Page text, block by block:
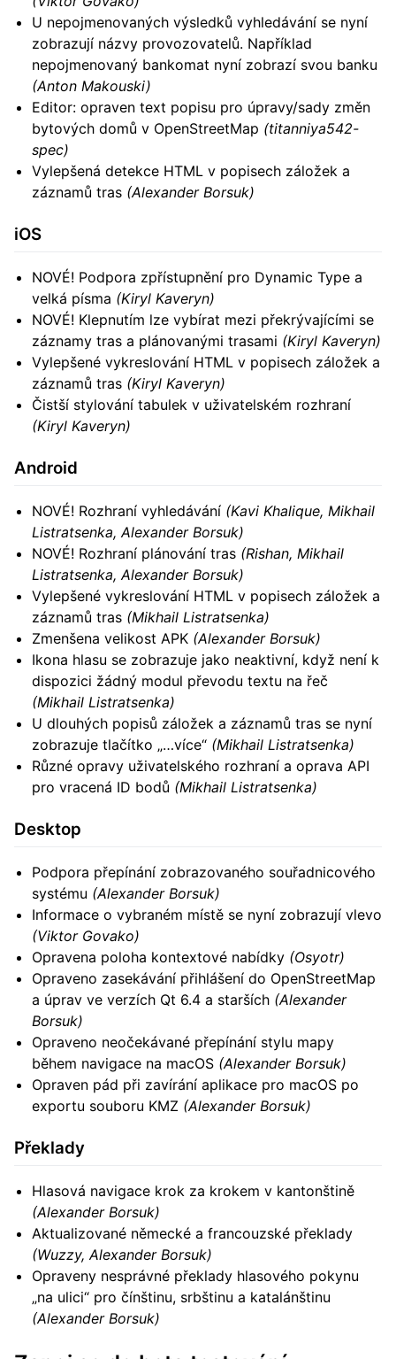
U nepojmenovaných výsledků vyhledávání se nyní
zobrazují názvy provozovatelů. Například
nepojmenovaný bankomat nyní zobrazí svou banku
(Anton Makouski)
Editor: opraven text popisu pro úpravy/sady změn
bytových domů v OpenStreetMap (titanniya542-
spec)
Vylepšená detekce HTML v popisech záložek a
záznamů tras (Alexander Borsuk)
iOS
NOVÉ! Podpora zpřístupnění pro Dynamic Type a
velká písma (Kiryl Kaveryn)
NOVÉ! Klepnutím lze vybírat mezi překrývajícími se
záznamy tras a plánovanými trasami (Kiryl Kaveryn)
Vylepšené vykreslování HTML v popisech záložek a
záznamů tras (Kiryl Kaveryn)
Čistší stylování tabulek v uživatelském rozhraní
(Kiryl Kaveryn)
Android
NOVÉ! Rozhraní vyhledávání (Kavi Khalique, Mikhail
Listratsenka, Alexander Borsuk)
NOVÉ! Rozhraní plánování tras (Rishan, Mikhail
Listratsenka, Alexander Borsuk)
Vylepšené vykreslování HTML v popisech záložek a
záznamů tras (Mikhail Listratsenka)
Zmenšena velikost APK (Alexander Borsuk)
Ikona hlasu se zobrazuje jako neaktivní, když není k
dispozici žádný modul převodu textu na řeč
(Mikhail Listratsenka)
U dlouhých popisů záložek a záznamů tras se nyní
zobrazuje tlačítko „…více“ (Mikhail Listratsenka)
Různé opravy uživatelského rozhraní a oprava API
pro vracená ID bodů (Mikhail Listratsenka)
Desktop
Podpora přepínání zobrazovaného souřadnicového
systému (Alexander Borsuk)
Informace o vybraném místě se nyní zobrazují vlevo
(Viktor Govako)
Opravena poloha kontextové nabídky (Osyotr)
Opraveno zasekávání přihlášení do OpenStreetMap
a úprav ve verzích Qt 6.4 a starších (Alexander
Borsuk)
Opraveno neočekávané přepínání stylu mapy
během navigace na macOS (Alexander Borsuk)
Opraven pád při zavírání aplikace pro macOS po
exportu souboru KMZ (Alexander Borsuk)
Překlady
Hlasová navigace krok za krokem v kantonštině
(Alexander Borsuk)
Aktualizované německé a francouzské překlady
(Wuzzy, Alexander Borsuk)
Opraveny nesprávné překlady hlasového pokynu
„na ulici“ pro čínštinu, srbštinu a katalánštinu
(Alexander Borsuk)